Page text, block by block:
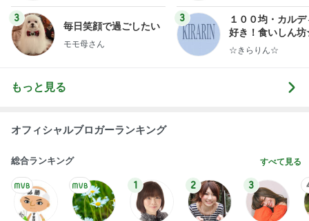
3
毎日笑顔で過ごしたい
モモ母さん
3
１００均・カルデ
好き！食いしん
らりん☆のブログ
☆きらりん☆
もっと見る
オフィシャルブロガーランキング
総合ランキング すべて見る
1 2 3